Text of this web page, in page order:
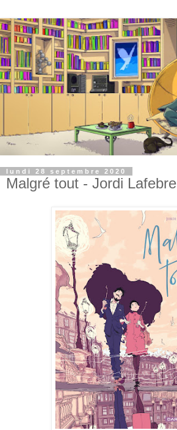
lundi 28 septembre 2020
Malgré tout - Jordi Lafebre